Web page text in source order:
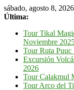
sábado, agosto 8, 2026
Última:
Tour Tikal
Noviembre
Tour Ruta Puuc
Excursión
2026
Tour Calakmul
Tour Arco del